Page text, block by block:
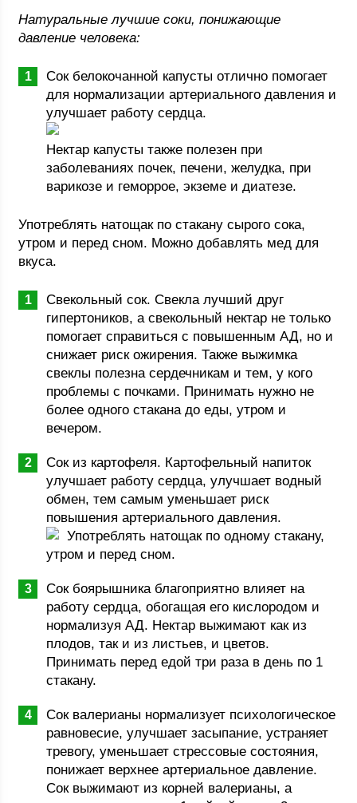
Натуральные лучшие соки, понижающие
давление человека:
Сок белокочанной капусты отлично помогает
для нормализации артериального давления и
улучшает работу сердца.
Нектар капусты также полезен при
заболеваниях почек, печени, желудка, при
варикозе и геморрое, экземе и диатезе.
Употреблять натощак по стакану сырого сока,
утром и перед сном. Можно добавлять мед для
вкуса.
Свекольный сок. Свекла лучший друг
гипертоников, а свекольный нектар не только
помогает справиться с повышенным АД, но и
снижает риск ожирения. Также выжимка
свеклы полезна сердечникам и тем, у кого
проблемы с почками. Принимать нужно не
более одного стакана до еды, утром и
вечером.
Сок из картофеля. Картофельный напиток
улучшает работу сердца, улучшает водный
обмен, тем самым уменьшает риск
повышения артериального давления.
Употреблять натощак по одному стакану,
утром и перед сном.
Сок боярышника благоприятно влияет на
работу сердца, обогащая его кислородом и
нормализуя АД. Нектар выжимают как из
плодов, так и из листьев, и цветов.
Принимать перед едой три раза в день по 1
стакану.
Сок валерианы нормализует психологическое
равновесие, улучшает засыпание, устраняет
тревогу, уменьшает стрессовые состояния,
понижает верхнее артериальное давление.
Сок выжимают из корней валерианы, а